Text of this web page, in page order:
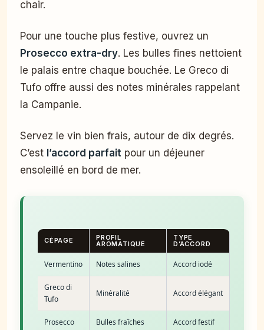
chair.
Pour une touche plus festive, ouvrez un
Prosecco extra-dry. Les bulles fines nettoient
le palais entre chaque bouchée. Le Greco di
Tufo offre aussi des notes minérales rappelant
la Campanie.
Servez le vin bien frais, autour de dix degrés.
C’est l’accord parfait pour un déjeuner
ensoleillé en bord de mer.
CÉPAGE PROFIL
AROMATIQUE
TYPE
D’ACCORD
Vermentino Notes salines Accord iodé
Greco di
Tufo
Minéralité Accord élégant
Prosecco Bulles fraîches Accord festif